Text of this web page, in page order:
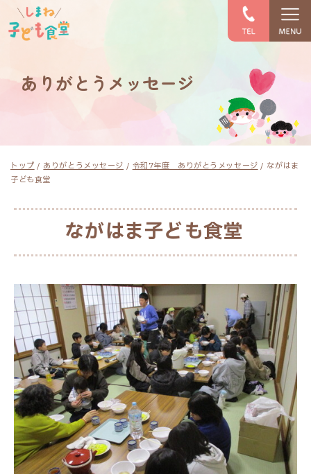
このページの本文へ
ありがとうメッセージ
現
在
位
トップ / ありがとうメッセージ / 令和7年度 ありがとうメッセージ / ながはま
子ども食堂
ながはま子ども食堂